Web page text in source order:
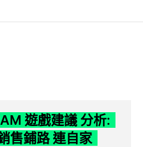
遊戲建議 分析:
售鋪路 連自家